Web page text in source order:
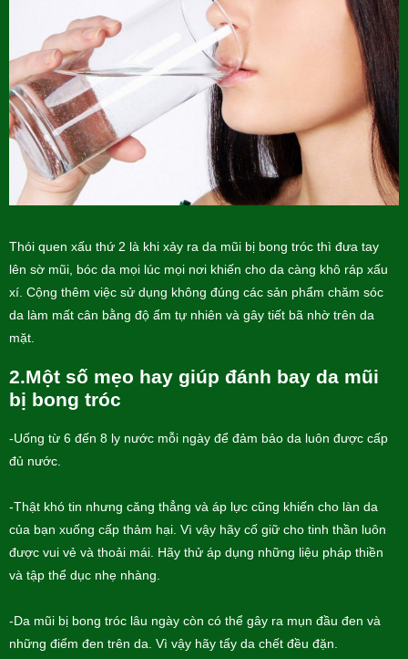
Thói quen xấu thứ 2 là khi xảy ra da mũi bị bong tróc thì đưa tay
lên sờ mũi, bóc da mọi lúc mọi nơi khiến cho da càng khô ráp xấu
xí. Cộng thêm việc sử dụng không đúng các sản phẩm chăm sóc
da làm mất cân bằng độ ẩm tự nhiên và gây tiết bã nhờ trên da
mặt.
2.Một số mẹo hay giúp đánh bay da mũi
bị bong tróc
-Uống từ 6 đến 8 ly nước mỗi ngày để đảm bảo da luôn được cấp
đủ nước.
-Thật khó tin nhưng căng thẳng và áp lực cũng khiến cho làn da
của bạn xuống cấp thảm hại. Vì vậy hãy cố giữ cho tinh thần luôn
được vui vẻ và thoải mái. Hãy thử áp dụng những liệu pháp thiền
và tập thể dục nhẹ nhàng.
-Da mũi bị bong tróc lâu ngày còn có thể gây ra mụn đầu đen và
những điểm đen trên da. Vì vậy hãy tẩy da chết đều đặn.